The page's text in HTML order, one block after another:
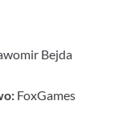
Bejda
FoxGames